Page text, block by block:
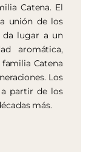
Catena. El
unión de los
da lugar a un
aromática,
Catena
Los
a partir de los
más.